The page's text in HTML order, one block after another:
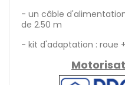
- un câble
de 2.50 m
- kit d'adaptation : roue